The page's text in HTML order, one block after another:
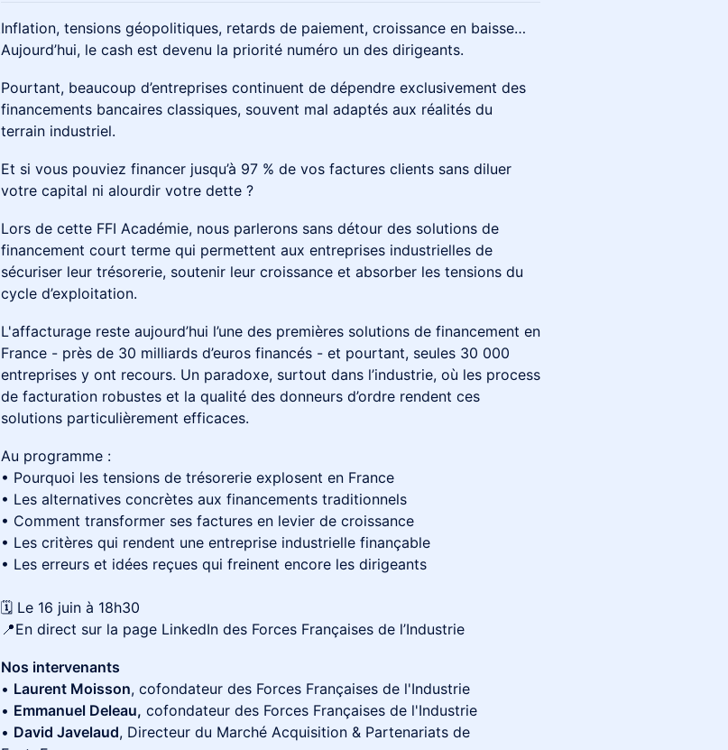
Inflation, tensions géopolitiques, retards de paiement, croissance en baisse…
Aujourd’hui, le cash est devenu la priorité numéro un des dirigeants.
Pourtant, beaucoup d’entreprises continuent de dépendre exclusivement des
financements bancaires classiques, souvent mal adaptés aux réalités du
terrain industriel.
Et si vous pouviez financer jusqu’à 97 % de vos factures clients sans diluer
votre capital ni alourdir votre dette ?
Lors de cette FFI Académie, nous parlerons sans détour des solutions de
financement court terme qui permettent aux entreprises industrielles de
sécuriser leur trésorerie, soutenir leur croissance et absorber les tensions du
cycle d’exploitation.
L'affacturage reste aujourd’hui l’une des premières solutions de financement en
France - près de 30 milliards d’euros financés - et pourtant, seules 30 000
entreprises y ont recours. Un paradoxe, surtout dans l’industrie, où les process
de facturation robustes et la qualité des donneurs d’ordre rendent ces
solutions particulièrement efficaces.
Au programme :
•⁠ ⁠Pourquoi les tensions de trésorerie explosent en France
•⁠ ⁠Les alternatives concrètes aux financements traditionnels
•⁠ ⁠Comment transformer ses factures en levier de croissance
•⁠ ⁠Les critères qui rendent une entreprise industrielle finançable
•⁠ ⁠Les erreurs et idées reçues qui freinent encore les dirigeants
🗓️ Le 16 juin à 18h30
📍En direct sur la page LinkedIn des Forces Françaises de l’Industrie
Nos intervenants
•⁠ ⁠ Laurent Moisson, cofondateur des Forces Françaises de l'Industrie
•⁠ ⁠ Emmanuel Deleau, cofondateur des Forces Françaises de l'Industrie
•⁠ ⁠ David Javelaud, Directeur du Marché Acquisition & Partenariats de